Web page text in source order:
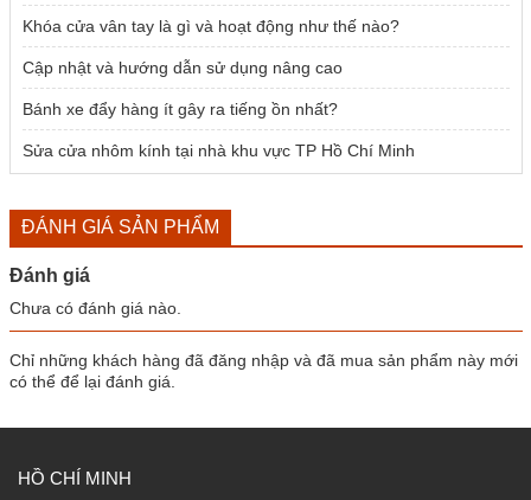
Khóa cửa vân tay là gì và hoạt động như thế nào?
Cập nhật và hướng dẫn sử dụng nâng cao
Bánh xe đẩy hàng ít gây ra tiếng ồn nhất?
Sửa cửa nhôm kính tại nhà khu vực TP Hồ Chí Minh
ĐÁNH GIÁ SẢN PHẨM
Đánh giá
Chưa có đánh giá nào.
Chỉ những khách hàng đã đăng nhập và đã mua sản phẩm này mới
có thể để lại đánh giá.
HỒ CHÍ MINH